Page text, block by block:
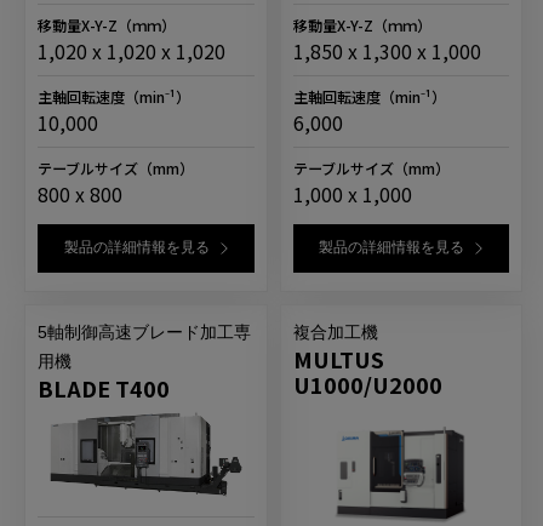
移動量X-Y-Z （ｍｍ）
1,020 x 1,020 x 1,020
主軸回転速度 （min⁻¹）
10,000
テーブルサイズ （mm）
800 x 800
製品の詳細情報を見る
移動量X-Y-Z （ｍｍ）
1,850 x 1,300 x 1,000
主軸回転速度（min⁻¹）
6,000
テーブルサイズ（mm）
1,000 x 1,000
製品の詳細情報を見る
5軸制御高速ブレード加工専
用機
BLADE T400
複合加工機
MULTUS
U1000/U2000